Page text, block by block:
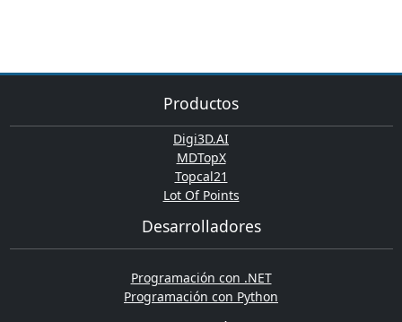
Productos
Digi3D.AI
MDTopX
Topcal21
Lot Of Points
Desarrolladores
Programación con .NET
Programación con Python